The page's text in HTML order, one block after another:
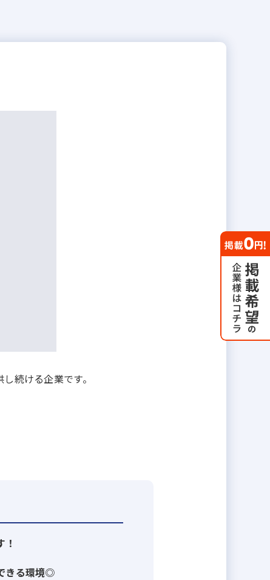
続ける企業です。
託の原点であり成長の原動力で
きる環境◎